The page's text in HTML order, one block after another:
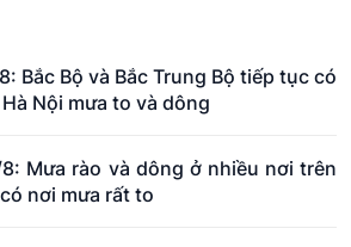
Bắc Bộ và Bắc Trung Bộ tiếp tục có
Nội mưa to và dông
Mưa rào và dông ở nhiều nơi trên
nơi mưa rất to